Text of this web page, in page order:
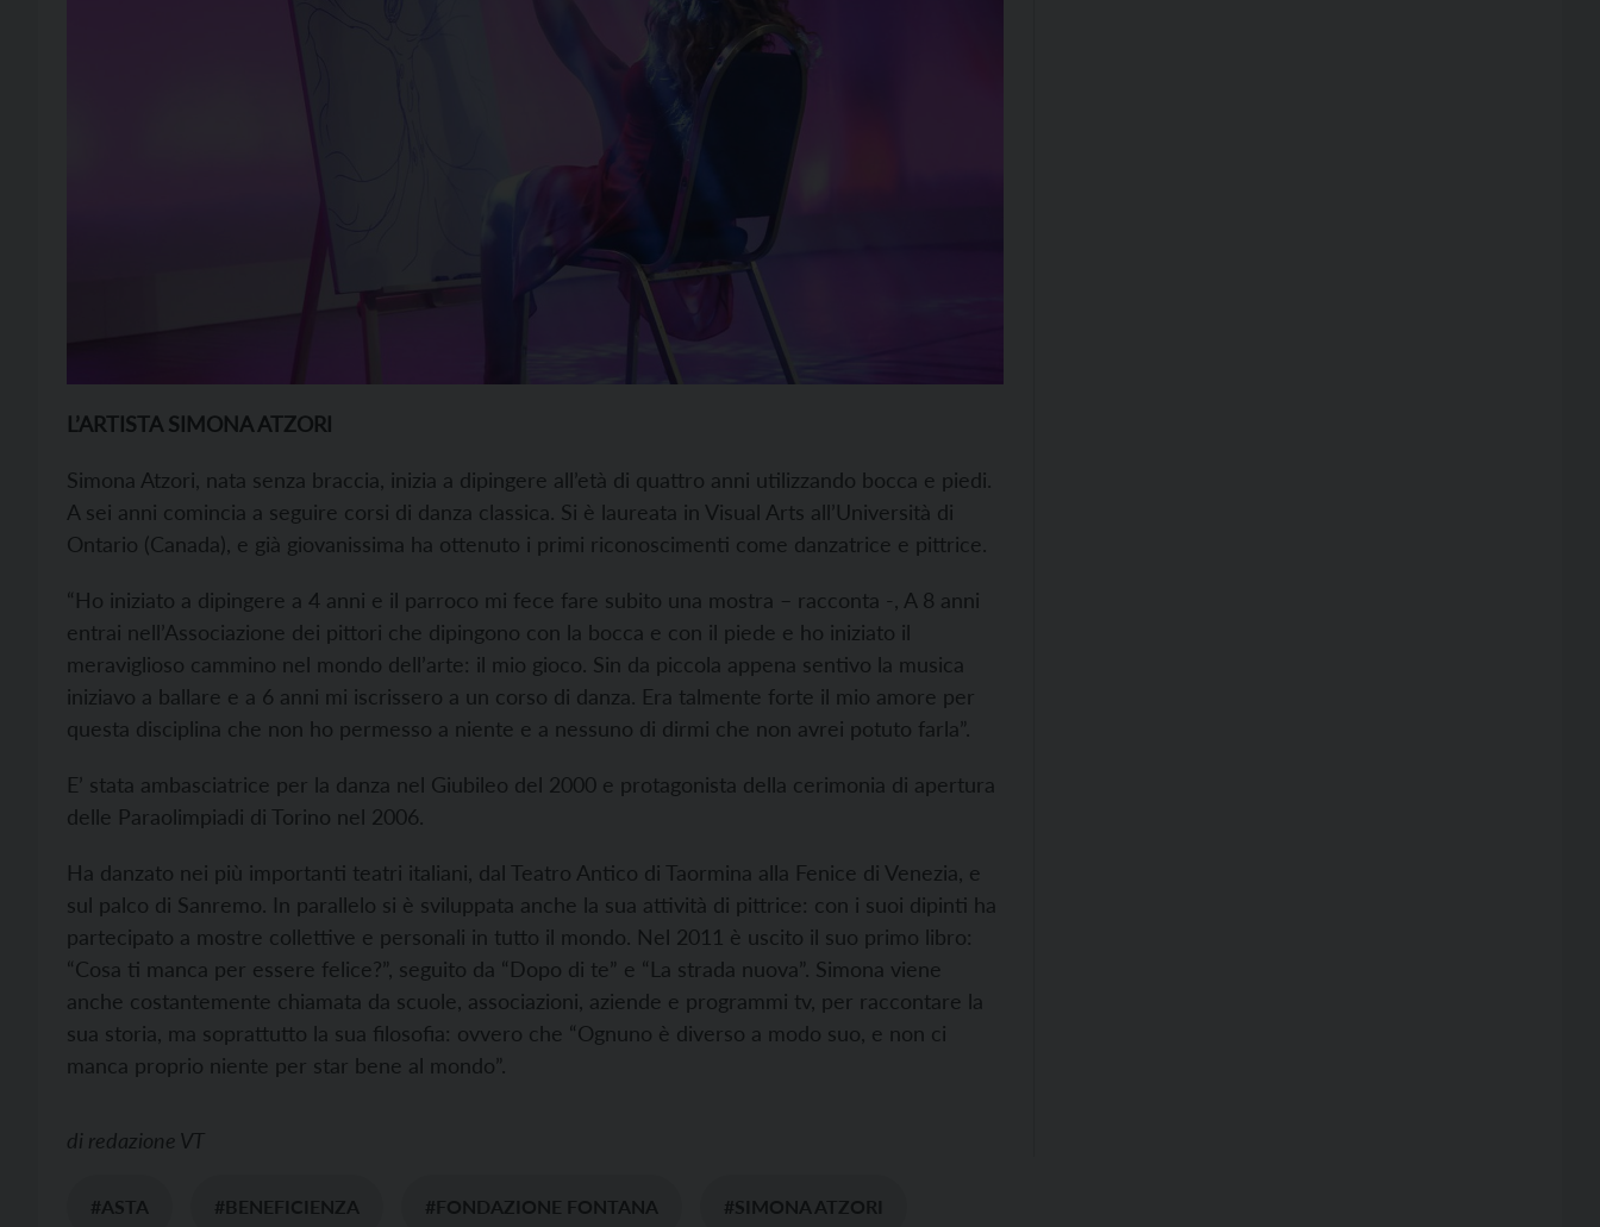
L’ARTISTA SIMONA ATZORI
Simona Atzori, nata senza braccia, inizia a dipingere all’età di quattro anni utilizzando bocca e piedi.
A sei anni comincia a seguire corsi di danza classica. Si è laureata in Visual Arts all’Università di
Ontario (Canada), e già giovanissima ha ottenuto i primi riconoscimenti come danzatrice e pittrice.
“Ho iniziato a dipingere a 4 anni e il parroco mi fece fare subito una mostra – racconta -, A 8 anni
entrai nell’Associazione dei pittori che dipingono con la bocca e con il piede e ho iniziato il
meraviglioso cammino nel mondo dell’arte: il mio gioco. Sin da piccola appena sentivo la musica
iniziavo a ballare e a 6 anni mi iscrissero a un corso di danza. Era talmente forte il mio amore per
questa disciplina che non ho permesso a niente e a nessuno di dirmi che non avrei potuto farla”.
E’ stata ambasciatrice per la danza nel Giubileo del 2000 e protagonista della cerimonia di apertura
delle Paraolimpiadi di Torino nel 2006.
Ha danzato nei più importanti teatri italiani, dal Teatro Antico di Taormina alla Fenice di Venezia, e
sul palco di Sanremo. In parallelo si è sviluppata anche la sua attività di pittrice: con i suoi dipinti ha
partecipato a mostre collettive e personali in tutto il mondo. Nel 2011 è uscito il suo primo libro:
“Cosa ti manca per essere felice?”, seguito da “Dopo di te” e “La strada nuova”. Simona viene
anche costantemente chiamata da scuole, associazioni, aziende e programmi tv, per raccontare la
sua storia, ma soprattutto la sua filosofia: ovvero che “Ognuno è diverso a modo suo, e non ci
manca proprio niente per star bene al mondo”.
di redazione VT
#ASTA #BENEFICIENZA #FONDAZIONE FONTANA #SIMONA ATZORI